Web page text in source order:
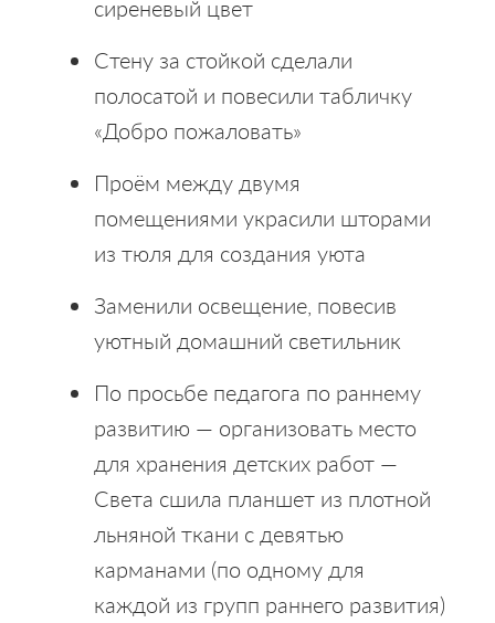
сиреневый цвет
Стену за стойкой сделали
полосатой и повесили табличку
«Добро пожаловать»
Проём между двумя
помещениями украсили шторами
из тюля для создания уюта
Заменили освещение, повесив
уютный домашний светильник
По просьбе педагога по раннему
развитию — организовать место
для хранения детских работ —
Света сшила планшет из плотной
льняной ткани с девятью
карманами (по одному для
каждой из групп раннего развития)